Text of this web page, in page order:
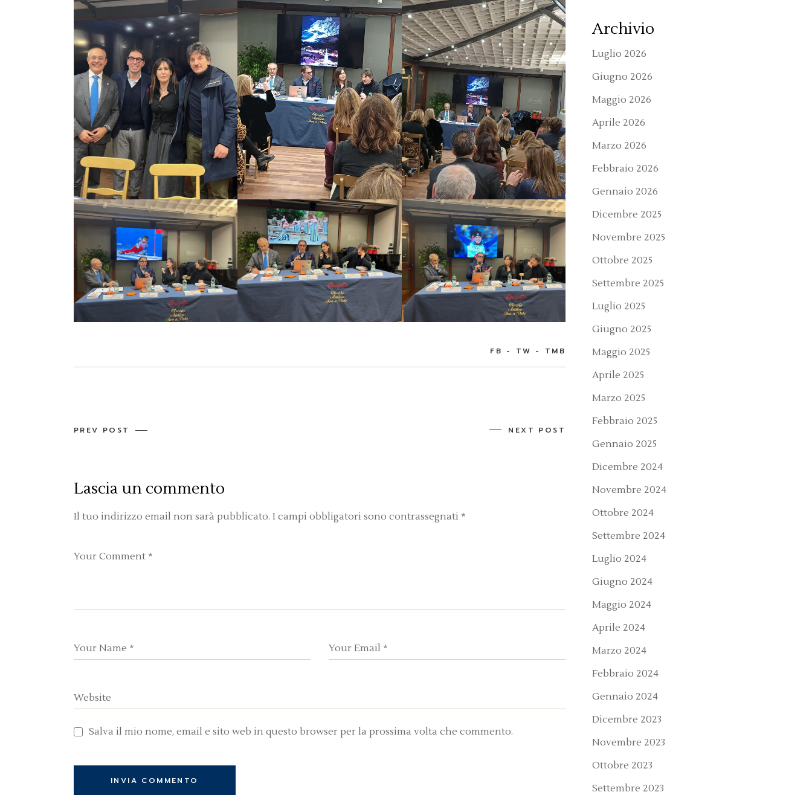
FB TW TMB
PREV POST NEXT POST
Lascia un commento
Il tuo indirizzo email non sarà pubblicato. I campi obbligatori sono contrassegnati *
Salva il mio nome, email e sito web in questo browser per la prossima volta che commento.
INVIA COMMENTO
Archivio
Luglio 2026
Giugno 2026
Maggio 2026
Aprile 2026
Marzo 2026
Febbraio 2026
Gennaio 2026
Dicembre 2025
Novembre 2025
Ottobre 2025
Settembre 2025
Luglio 2025
Giugno 2025
Maggio 2025
Aprile 2025
Marzo 2025
Febbraio 2025
Gennaio 2025
Dicembre 2024
Novembre 2024
Ottobre 2024
Settembre 2024
Luglio 2024
Giugno 2024
Maggio 2024
Aprile 2024
Marzo 2024
Febbraio 2024
Gennaio 2024
Dicembre 2023
Novembre 2023
Ottobre 2023
Settembre 2023